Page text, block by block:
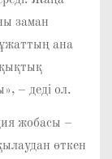
заман
ана
– деді ол.
жобасы –
өткен